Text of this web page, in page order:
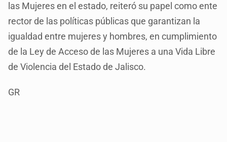
las Mujeres en el estado, reiteró su papel como ente
rector de las políticas públicas que garantizan la
igualdad entre mujeres y hombres, en cumplimiento
de la Ley de Acceso de las Mujeres a una Vida Libre
de Violencia del Estado de Jalisco.
GR